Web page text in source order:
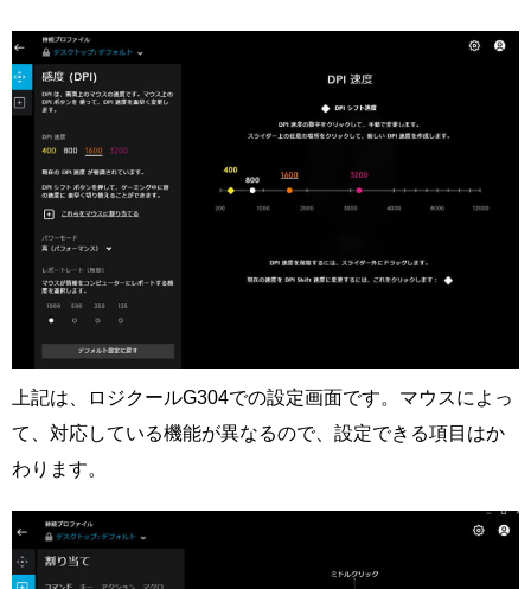
上記は、ロジクールG304での設定画面です。マウスによっ
て、対応している機能が異なるので、設定できる項目はか
わります。